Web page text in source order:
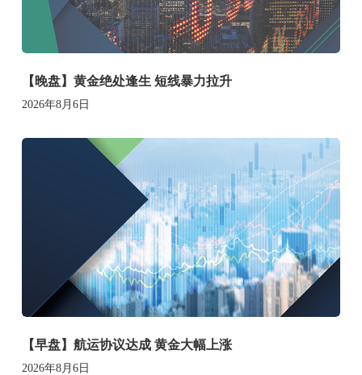
【晚盘】黄金绝处逢生 短线暴力拉升
2026年8月6日
【早盘】航运协议达成 黄金大幅上涨
2026年8月6日